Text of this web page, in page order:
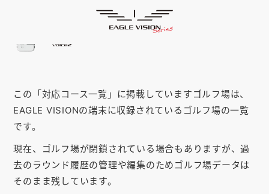
ゴルフナビ
ピンポジ君PIN POSITION
対応コース
EVステーション UPDATE
取扱い店舗 SHOP
「千葉県」の対応コース
この「対応コース一覧」に掲載していますゴルフ場は、
EAGLE VISIONの端末に収録されているゴルフ場の一覧
です。
現在、ゴルフ場が閉鎖されている場合もありますが、過
去のラウンド履歴の管理や編集のためゴルフ場データは
そのまま残しています。